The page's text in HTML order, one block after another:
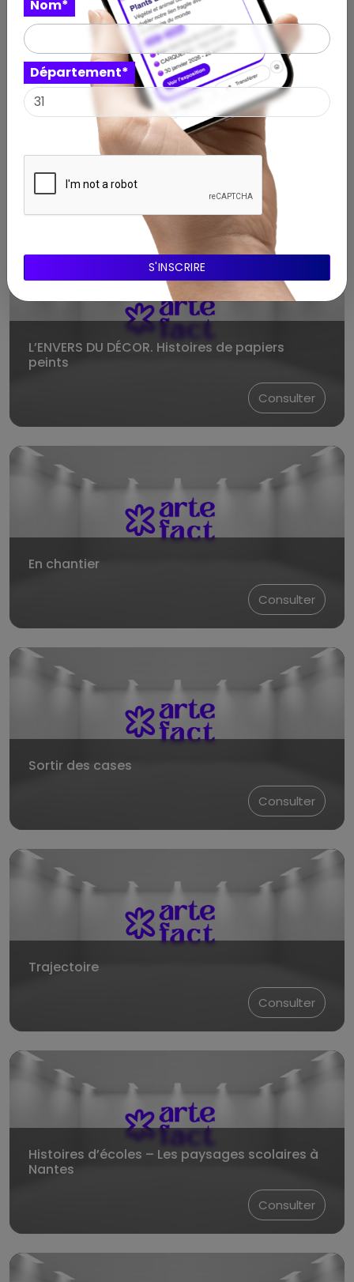
Au bord des mondes. Habiter les territoires,
survivre aux fractures – Festival OFF Arles
Consulter
L’ENVERS DU DÉCOR. Histoires de papiers
peints
Consulter
En chantier
Consulter
Sortir des cases
Consulter
Trajectoire
Consulter
Histoires d’écoles – Les paysages scolaires à
Nantes
Consulter
Nom*
Département*